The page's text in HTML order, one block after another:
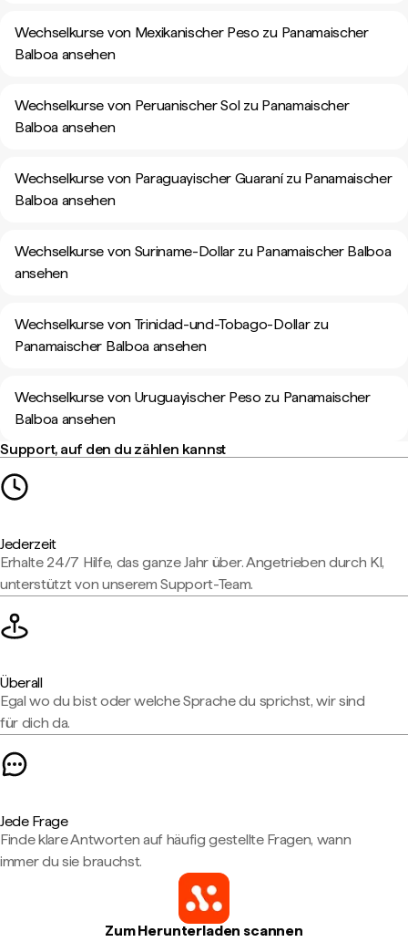
Wechselkurse von Mexikanischer Peso zu Panamaischer
Balboa ansehen
Wechselkurse von Peruanischer Sol zu Panamaischer
Balboa ansehen
Wechselkurse von Paraguayischer Guaraní zu Panamaischer
Balboa ansehen
Wechselkurse von Suriname-Dollar zu Panamaischer Balboa
ansehen
Wechselkurse von Trinidad-und-Tobago-Dollar zu
Panamaischer Balboa ansehen
Wechselkurse von Uruguayischer Peso zu Panamaischer
Balboa ansehen
Support, auf den du zählen kannst
Jederzeit
Erhalte 24/7 Hilfe, das ganze Jahr über. Angetrieben durch KI,
unterstützt von unserem Support-Team.
Überall
Egal wo du bist oder welche Sprache du sprichst, wir sind
für dich da.
Jede Frage
Finde klare Antworten auf häufig gestellte Fragen, wann
immer du sie brauchst.
Zum Herunterladen scannen